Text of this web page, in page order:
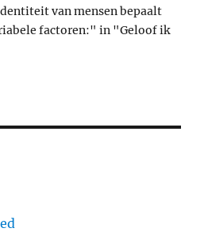
van mensen bepaalt
factoren:" in "Geloof ik